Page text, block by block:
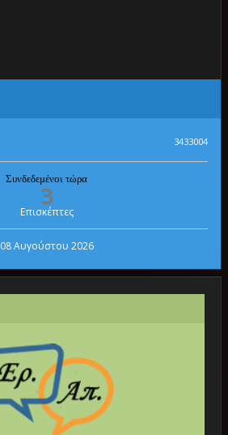
3433004
Συνδεδεμένοι τώρα
3
Επισκέπτες
08 Αυγούστου 2026